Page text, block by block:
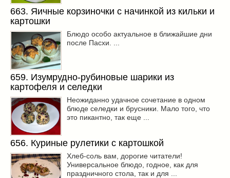
Поговорим о(19)
конкурсы
продуктах(2)
разном(9)
Постные рецепты
Праздничные блюда
(21)
8 марта(1)
День всех влюбленных(3)
мужские даты(1)
Новогоднее меню
Пасха
663. Яичные корзиночки с начинкой из кильки и
картошки
Блюдо особо актуальное в ближайшие дни
после Пасхи. ...
659. Изумрудно-рубиновые шарики из
картофеля и селедки
Неожиданно удачное сочетание в одном
блюде селедки и брусники. Мало того, что
это пикантно, так еще ...
656. Куриные рулетики с картошкой
Хлеб-соль вам, дорогие читатели!
Универсальное блюдо, годное, как для
праздничного стола, так и для ...